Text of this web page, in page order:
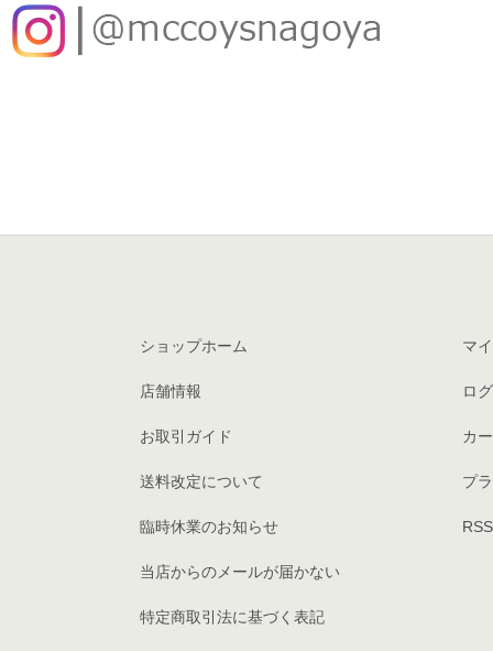
ショップホーム
店舗情報
お取引ガイド
送料改定について
臨時休業のお知らせ
当店からのメールが届かない
特定商取引法に基づく表記
マ
ロ
カ
プ
RSS